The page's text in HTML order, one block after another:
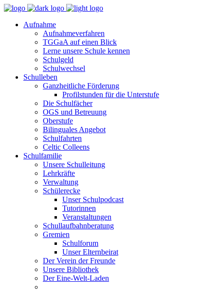
Aufnahme
Aufnahmeverfahren
TGGaA auf einen Blick
Lerne unsere Schule kennen
Schulgeld
Schulwechsel
Schulleben
Ganzheitliche Förderung
Profilstunden für die Unterstufe
Die Schulfächer
OGS und Betreuung
Oberstufe
Bilinguales Angebot
Schulfahrten
Celtic Colleens
Schulfamilie
Unsere Schulleitung
Lehrkräfte
Verwaltung
Schülerecke
Unser Schulpodcast
Tutorinnen
Veranstaltungen
Schullaufbahnberatung
Gremien
Schulforum
Unser Elternbeirat
Der Verein der Freunde
Unsere Bibliothek
Der Eine-Welt-Laden